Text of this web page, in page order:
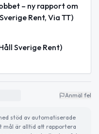
– ny rapport om
Rent, Via TT)
Sverige Rent)
Anmäl fel
stöd av automatiserade
mål är alltid att rapportera